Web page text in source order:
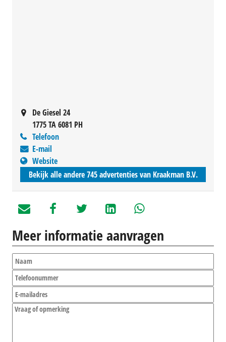
De Giesel 24
1775 TA 6081 PH
Telefoon
E-mail
Website
Bekijk alle andere 745 advertenties van Kraakman B.V.
Meer informatie aanvragen